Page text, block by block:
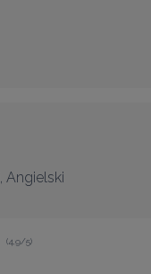
, Angielski
(4,9/5)